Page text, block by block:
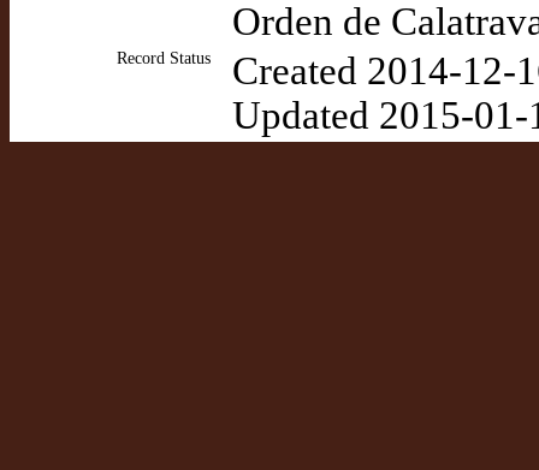
Orden de
Record Status
Created 2014-12-
Updated 2015-01-